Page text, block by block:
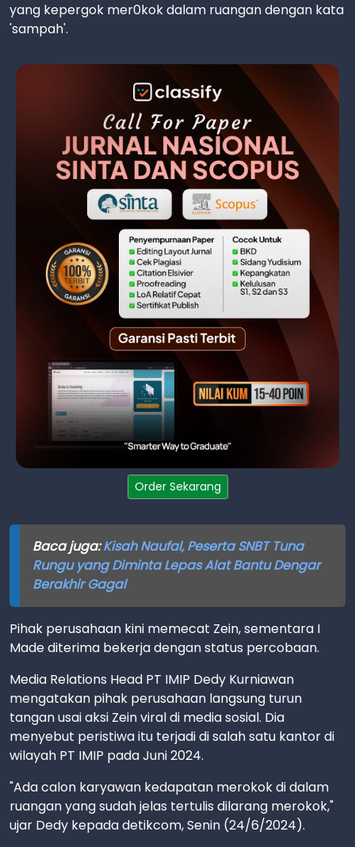
yang kepergok mer0kok dalam ruangan dengan kata
'sampah'.
Order Sekarang
Baca juga:Kisah Naufal, Peserta SNBT Tuna
Rungu yang Diminta Lepas Alat Bantu Dengar
Berakhir Gagal
Pihak perusahaan kini memecat Zein, sementara I
Made diterima bekerja dengan status percobaan.
Media Relations Head PT IMIP Dedy Kurniawan
mengatakan pihak perusahaan langsung turun
tangan usai aksi Zein viral di media sosial. Dia
menyebut peristiwa itu terjadi di salah satu kantor di
wilayah PT IMIP pada Juni 2024.
"Ada calon karyawan kedapatan merokok di dalam
ruangan yang sudah jelas tertulis dilarang merokok,"
ujar Dedy kepada detikcom, Senin (24/6/2024).